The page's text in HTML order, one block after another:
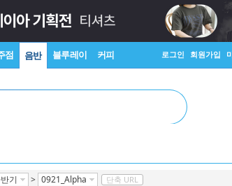
점 음반 블루레이 커피 로그인 회원가입
기 > 0921_Alpha 단축 URL